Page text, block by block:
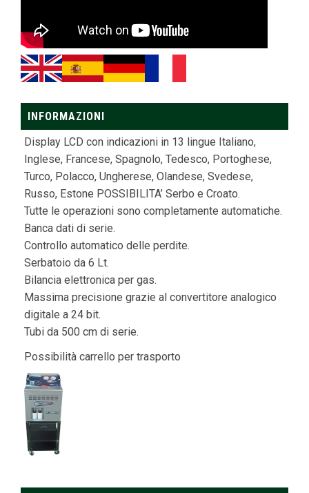
INFORMAZIONI
Display LCD con indicazioni in 13 lingue Italiano,
Inglese, Francese, Spagnolo, Tedesco, Portoghese,
Turco, Polacco, Ungherese, Olandese, Svedese,
Russo, Estone POSSIBILITA’ Serbo e Croato.
Tutte le operazioni sono completamente automatiche.
Banca dati di serie.
Controllo automatico delle perdite.
Serbatoio da 6 Lt.
Bilancia elettronica per gas.
Massima precisione grazie al convertitore analogico
digitale a 24 bit.
Tubi da 500 cm di serie.
Possibilità carrello per trasporto